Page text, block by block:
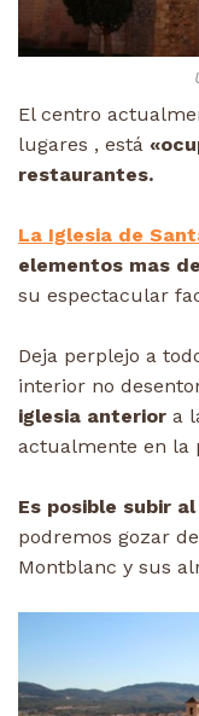
El centro
lugares , está
restaurantes.
La Iglesia de
elementos mas
su espectacular
Deja perplejo a
interior no
iglesia anterior a
actualmente en la
Es posible subir
podremos gozar
Montblanc y sus